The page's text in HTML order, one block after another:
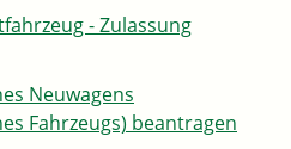
- Zulassung
Neuwagens
Fahrzeugs) beantragen